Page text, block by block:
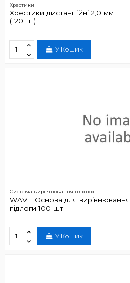
Хрестики
Хрестики дистанційні 2,0 мм
(120шт)
У Кошик
Система вирівнювання плитки
WAVE Основа для вирівнювання
підлоги 100 шт
У Кошик